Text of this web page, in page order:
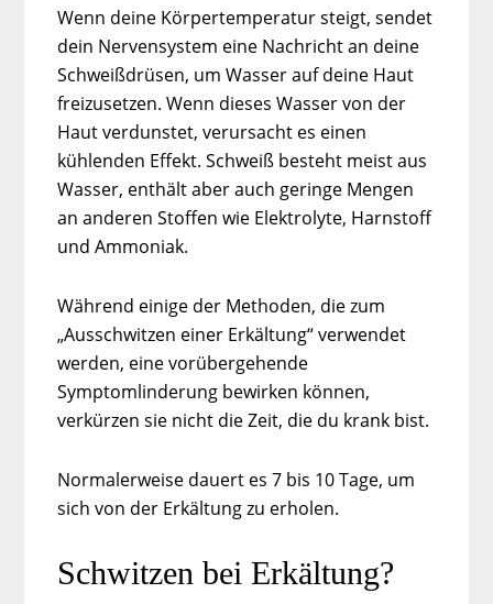
Wenn deine Körpertemperatur steigt, sendet
dein Nervensystem eine Nachricht an deine
Schweißdrüsen, um Wasser auf deine Haut
freizusetzen. Wenn dieses Wasser von der
Haut verdunstet, verursacht es einen
kühlenden Effekt. Schweiß besteht meist aus
Wasser, enthält aber auch geringe Mengen
an anderen Stoffen wie Elektrolyte, Harnstoff
und Ammoniak.
Während einige der Methoden, die zum
„Ausschwitzen einer Erkältung“ verwendet
werden, eine vorübergehende
Symptomlinderung bewirken können,
verkürzen sie nicht die Zeit, die du krank bist.
Normalerweise dauert es 7 bis 10 Tage, um
sich von der Erkältung zu erholen.
Schwitzen bei Erkältung?